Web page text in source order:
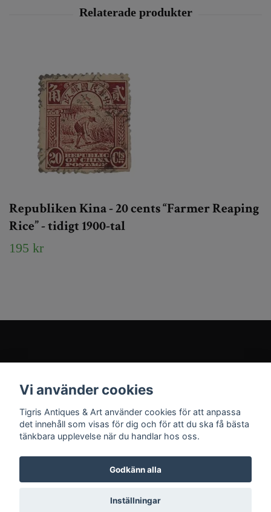
Republiken Kina - 20 cents “Farmer Reaping
Rice” - tidigt 1900-tal
195 kr
Sociala medier
© 2026 Tigris Antiques & Art
Vi använder cookies
Tigris Antiques & Art använder cookies för att anpassa
det innehåll som visas för dig och för att du ska få bästa
tänkbara upplevelse när du handlar hos oss.
Godkänn alla
Inställningar